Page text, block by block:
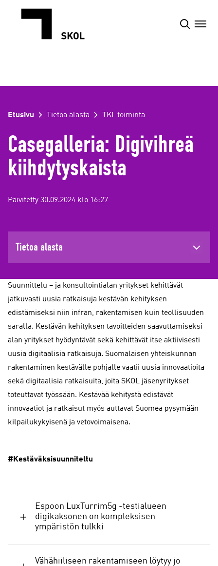
sisältöön
Etusivu Tietoa alasta TKI-toiminta
Casegalleria: Digivihreä
kiihdytyskaista
Päivitetty 30.09.2024 klo 16:27
Tietoa alasta
Suunnittelu – ja konsultointialan yritykset kehittävät
jatkuvasti uusia ratkaisuja kestävän kehityksen
edistämiseksi niin infran, rakentamisen kuin teollisuuden
saralla. Kestävän kehityksen tavoitteiden saavuttamiseksi
alan yritykset hyödyntävät sekä kehittävät itse aktiivisesti
uusia digitaalisia ratkaisuja. Suomalaisen yhteiskunnan
rakentaminen kestävälle pohjalle vaatii uusia innovaatioita
sekä digitaalisia ratkaisuita, joita SKOL jäsenyritykset
toteuttavat työssään. Kestävää kehitystä edistävät
innovaatiot ja ratkaisut myös auttavat Suomea pysymään
kilpailukykyisenä ja vetovoimaisena.
#Kestäväksisuunniteltu
Espoon LuxTurrim5g -testialueen
digikaksonen on kompleksisen
ympäristön tulkki
Vähähiiliseen rakentamiseen löytyy jo